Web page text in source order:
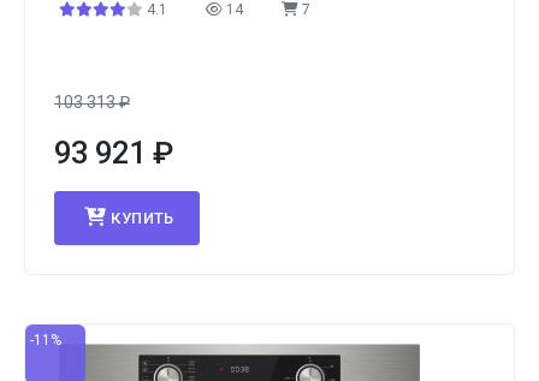
4.1
14 7
103 313₽
93 921 ₽
КУПИТЬ
-11%